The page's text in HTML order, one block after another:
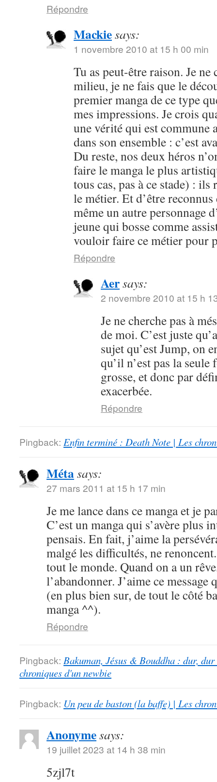
Répondre
Mackiesays:
1 novembre 2010 at 15 h 00 min
Tu as peut-être raison. Je ne
milieu, je ne fais que le
premier manga de ce type
mes impressions. Je crois
une vérité qui est commune
dans son ensemble : c’est
Du reste, nos deux héros
faire le manga le plus
tous cas, pas à ce stade) : ils
le métier. Et d’être
même un autre personnage
jeune qui bosse comme
vouloir faire ce métier
Répondre
Aersays:
2 novembre 2010 at 15 h
Je ne cherche pas à
de moi. C’est juste
sujet qu’est Jump, on
qu’il n’est pas la
grosse, et donc par
exacerbée.
Répondre
Pingback: Enfin terminé : Death Note | Les
Métasays:
27 mars 2011 at 15 h 17 min
Je me lance dans ce manga et je
C’est un manga qui s’avère plus
pensais. En fait, j’aime la
malgé les difficultés, ne
tout le monde. Quand on a un
l’abandonner. J’aime ce
(en plus bien sur, de tout le côté
manga ^^).
Répondre
Pingback: Bakuman, Jésus & Bouddha : dur,
chroniques d'un newbie
Pingback: Un peu de baston (la baffe) | Les
Anonymesays:
19 juillet 2023 at 14 h 38 min
5zjl7t